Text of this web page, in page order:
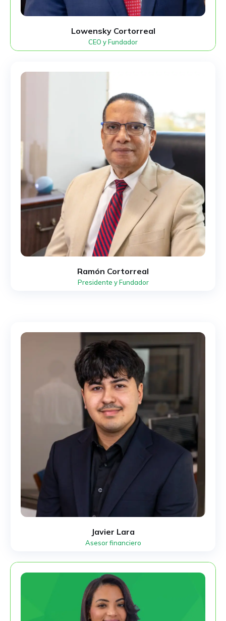
Lowensky Cortorreal
CEO y Fundador
Ramón Cortorreal
Presidente y Fundador
Javier Lara
Asesor financiero